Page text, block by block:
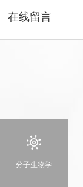
在线留言
分子生物学